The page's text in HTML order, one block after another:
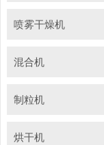
喷雾干燥机
混合机
制粒机
烘干机